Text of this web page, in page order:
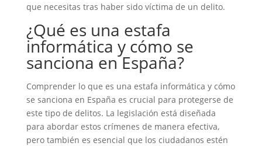
que necesitas tras haber sido víctima de un delito.
¿Qué es una estafa
informática y cómo se
sanciona en España?
Comprender lo que es una estafa informática y cómo
se sanciona en España es crucial para protegerse de
este tipo de delitos. La legislación está diseñada
para abordar estos crímenes de manera efectiva,
pero también es esencial que los ciudadanos estén